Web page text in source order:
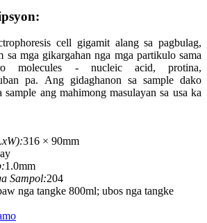
cell gigamit alang sa pagbulag,
sa mga gikargahan nga mga partikulo sama
molecules - nucleic acid, protina,
pa. Ang gidaghanon sa sample dako
ang mahimong masulayan sa usa ka
316 × 90mm
1.0mm
Sampol:204
nga tangke 800ml; ubos nga tangke